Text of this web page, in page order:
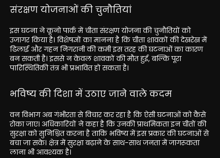
संरक्षण योजनाओं की चुनौतियां
इस घटना ने कूनो पार्क में चीता संरक्षण योजना की चुनौतियों को
उजागर किया है। विशेषज्ञों का मानना है कि चीता शावकों की देखरेख में
ढिलाई और गहन निगरानी की कमी इस तरह की घटनाओं का कारण
बन सकती है। इससे न केवल शावकों की मौत हुई, बल्कि पूरा
पारिस्थितिकी तंत्र भी प्रभावित हो सकता है।
भविष्य की दिशा में उठाए जाने वाले कदम
वन विभाग अब गंभीरता से विचार कर रहा है कि ऐसी घटनाओं को कैसे
रोका जाए। अधिकारियों ने कहा है कि उनकी प्राथमिकता इन चीतों की
सुरक्षा को सुनिश्चित करना है ताकि भविष्य में इस प्रकार की घटनाओं से
बचा जा सके। क्षेत्र में सुरक्षा बढ़ाने के साथ-साथ जनता में जागरूकता
लाना भी आवश्यक है।